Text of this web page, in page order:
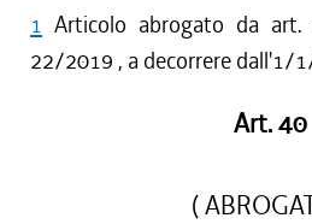
1 Articolo abrogato da
22/2019 , a decorrere dall'1/
Art. 40
(